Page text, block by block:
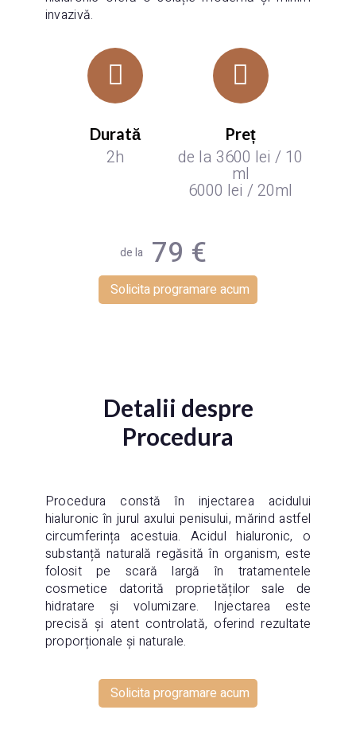
invazivă.
Durată
2h
Preț
de la 3600 lei / 10
ml
6000 lei / 20ml
de la 79 €
Solicita programare acum
Detalii despre
Procedura
Procedura constă în injectarea acidului
hialuronic în jurul axului penisului, mărind astfel
circumferința acestuia. Acidul hialuronic, o
substanță naturală regăsită în organism, este
folosit pe scară largă în tratamentele
cosmetice datorită proprietăților sale de
hidratare și volumizare. Injectarea este
precisă și atent controlată, oferind rezultate
proporționale și naturale.
Solicita programare acum